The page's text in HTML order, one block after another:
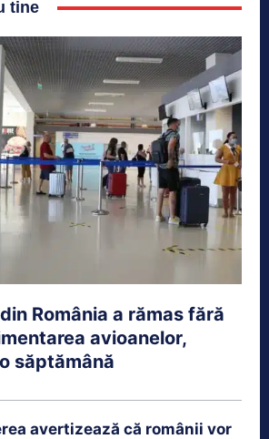
tine
România a rămas fără
avioanelor,
săptămână
avertizează că românii vor